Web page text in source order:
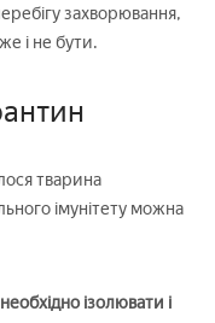
захворювання,
і не бути.
тварина
імунітету можна
ізолювати і